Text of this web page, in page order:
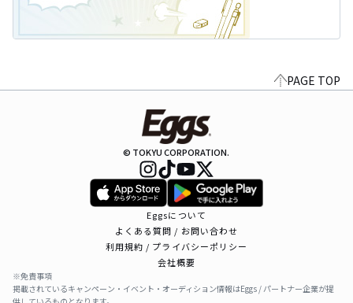
PAGE TOP
© TOKYU CORPORATION.
Eggsについて
よくある質問 / お問い合わせ
利用規約 / プライバシーポリシー
会社概要
※免責事項
掲載されているキャンペーン・イベント・オーディション情報はEggs / パートナー企業が提